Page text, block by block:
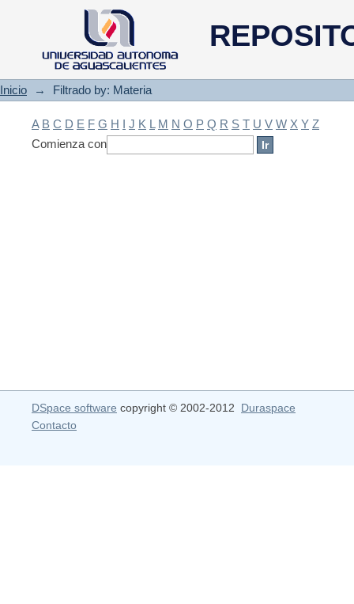
Filtrado by: Materia
Inicio → Filtrado by: Materia
A B C D E F G H I J K L M N O P Q R S T U V W X Y Z
Comienza con
DSpace software copyright © 2002-2012 Duraspace
Contacto